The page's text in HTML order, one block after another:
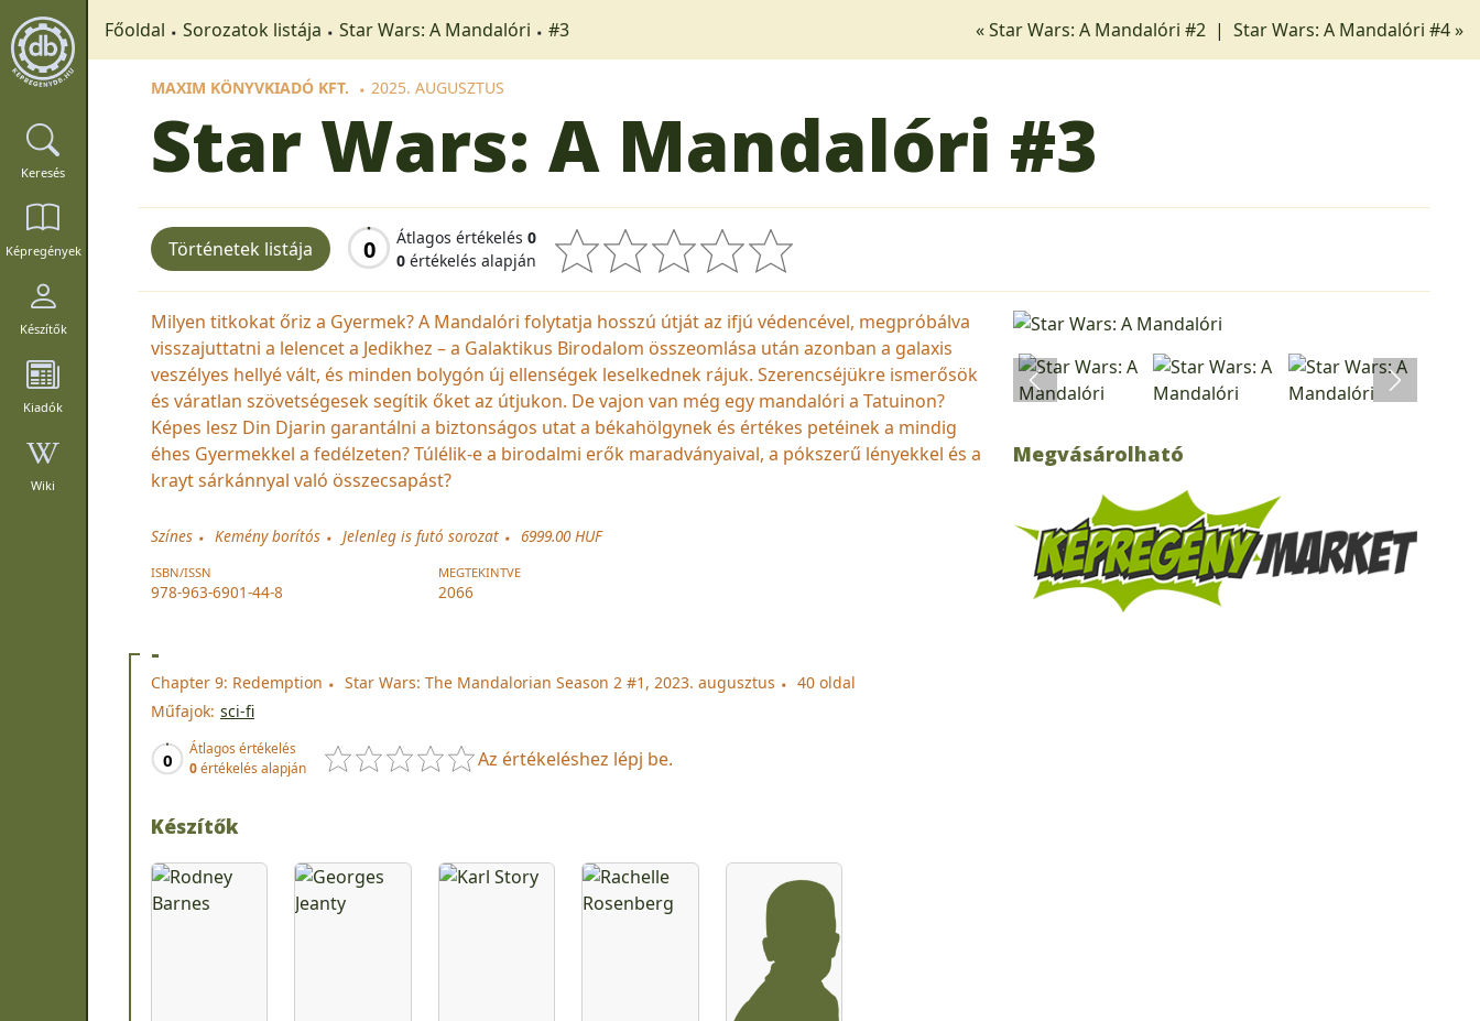
Keresés
Képregények
Készítők
Kiadók
Wiki
Főoldal Sorozatok listája Star Wars: A Mandalóri #3 « Star Wars: A Mandalóri #2 | Star Wars: A Mandalóri #4 »
MAXIM KÖNYVKIADÓ KFT. 2025. AUGUSZTUS
Star Wars: A Mandalóri #3
Történetek listája 0 Átlagos értékelés 0
0 értékelés alapján
Milyen titkokat őriz a Gyermek? A Mandalóri folytatja hosszú útját az ifjú védencével, megpróbálva
visszajuttatni a lelencet a Jedikhez – a Galaktikus Birodalom összeomlása után azonban a galaxis
veszélyes hellyé vált, és minden bolygón új ellenségek leselkednek rájuk. Szerencséjükre ismerősök
és váratlan szövetségesek segítik őket az útjukon. De vajon van még egy mandalóri a Tatuinon?
Képes lesz Din Djarin garantálni a biztonságos utat a békahölgynek és értékes petéinek a mindig
éhes Gyermekkel a fedélzeten? Túlélik-e a birodalmi erők maradványaival, a pókszerű lényekkel és a
krayt sárkánnyal való összecsapást?
Színes Kemény borítós Jelenleg is futó sorozat 6999.00 HUF
ISBN/ISSN
978-963-6901-44-8
MEGTEKINTVE
2066
-
Chapter 9: Redemption Star Wars: The Mandalorian Season 2 #1, 2023. augusztus
40 oldal
Műfajok: sci-fi
0
Átlagos értékelés
0értékelés alapján Az értékeléshez lépj be.
Készítők
Megvásárolható